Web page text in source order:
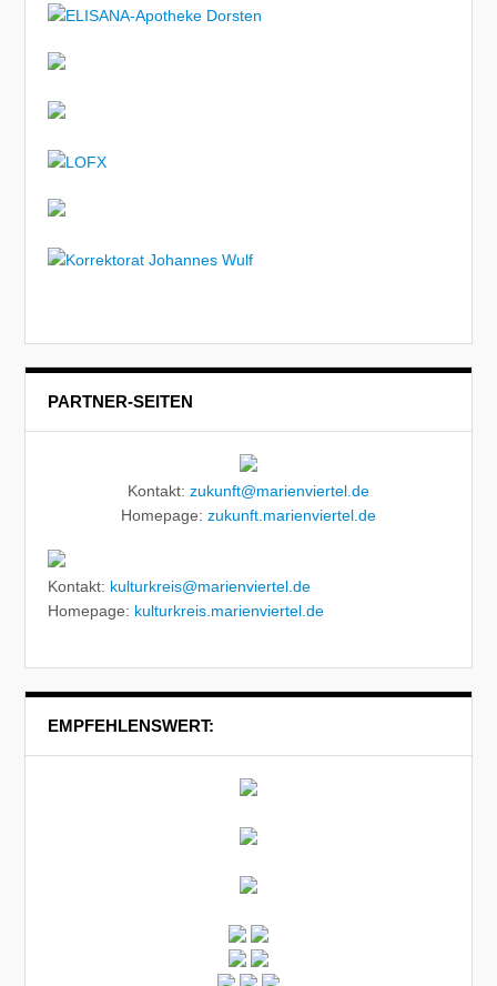
PARTNER-SEITEN
Kontakt: zukunft@marienviertel.de
Homepage: zukunft.marienviertel.de
Kontakt: kulturkreis@marienviertel.de
Homepage: kulturkreis.marienviertel.de
EMPFEHLENSWERT: